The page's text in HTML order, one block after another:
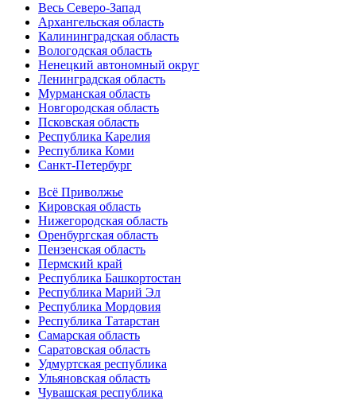
Весь Северо-Запад
Архангельская область
Калининградская область
Вологодская область
Ненецкий автономный округ
Ленинградская область
Мурманская область
Новгородская область
Псковская область
Республика Карелия
Республика Коми
Санкт-Петербург
Всё Приволжье
Кировская область
Нижегородская область
Оренбургская область
Пензенская область
Пермский край
Республика Башкортостан
Республика Марий Эл
Республика Мордовия
Республика Татарстан
Самарская область
Саратовская область
Удмуртская республика
Ульяновская область
Чувашская республика